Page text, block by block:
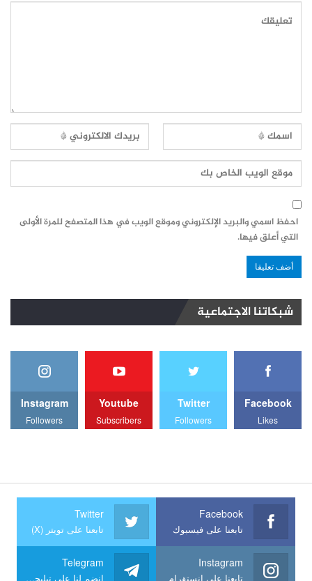
احفظ اسمي والبريد الإلكتروني وموقع الويب في هذا المتصفح للمرة الأولى
التي أعلق فيها.
شبكاتنا الاجتماعية
Facebook
Likes
Twitter
Followers
Youtube
Subscribers
Instagram
Followers
Facebook
تابعنا على فيسبوك
Twitter
تابعنا على تويتر (X)
Instagram
تابعنا على انستقرام
Telegram
انضم لنا على تيليجرام